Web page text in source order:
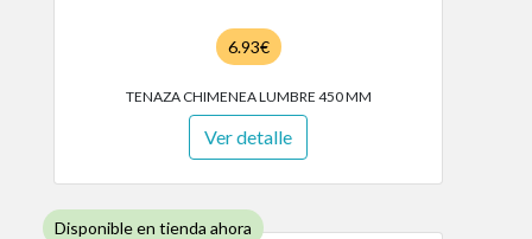
6.93€
TENAZA CHIMENEA LUMBRE 450 MM
Ver detalle
Disponible en tienda ahora